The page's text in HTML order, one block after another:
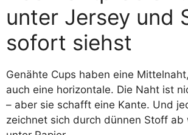
unter Jersey und
sofort siehst
Genähte Cups haben eine
auch eine horizontale. Die Naht ist
– aber sie schafft eine Kante. Und
zeichnet sich durch dünnen Stoff ab